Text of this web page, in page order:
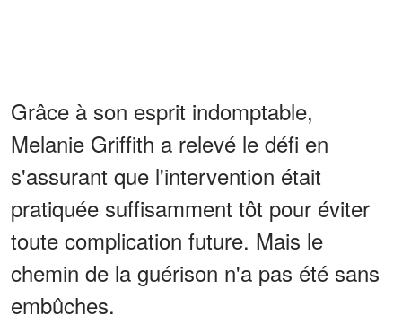
Grâce à son esprit indomptable,
Melanie Griffith a relevé le défi en
s'assurant que l'intervention était
pratiquée suffisamment tôt pour éviter
toute complication future. Mais le
chemin de la guérison n'a pas été sans
embûches.